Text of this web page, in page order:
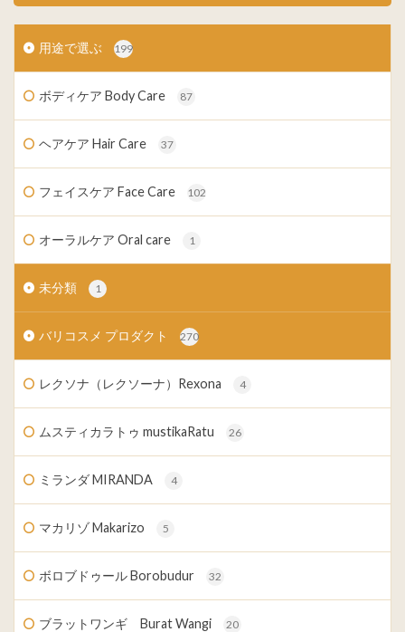
用途で選ぶ 199
ボディケア Body Care 87
ヘアケア Hair Care 37
フェイスケア Face Care 102
オーラルケア Oral care 1
未分類 1
バリコスメ プロダクト 270
レクソナ（レクソーナ）Rexona 4
ムスティカラトゥ mustikaRatu 26
ミランダ MIRANDA 4
マカリゾ Makarizo 5
ボロブドゥール Borobudur 32
ブラットワンギ Burat Wangi 20